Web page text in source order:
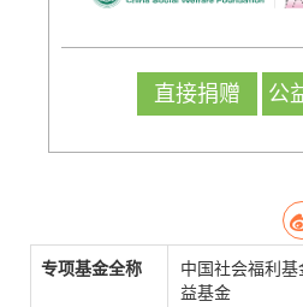
直接捐赠 公
专项基金全称
中国社会福利
益基金